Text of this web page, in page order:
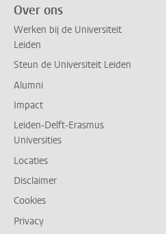
Over ons
Werken bij de Universiteit
Leiden
Steun de Universiteit Leiden
Alumni
Impact
Leiden-Delft-Erasmus
Universities
Locaties
Disclaimer
Cookies
Privacy